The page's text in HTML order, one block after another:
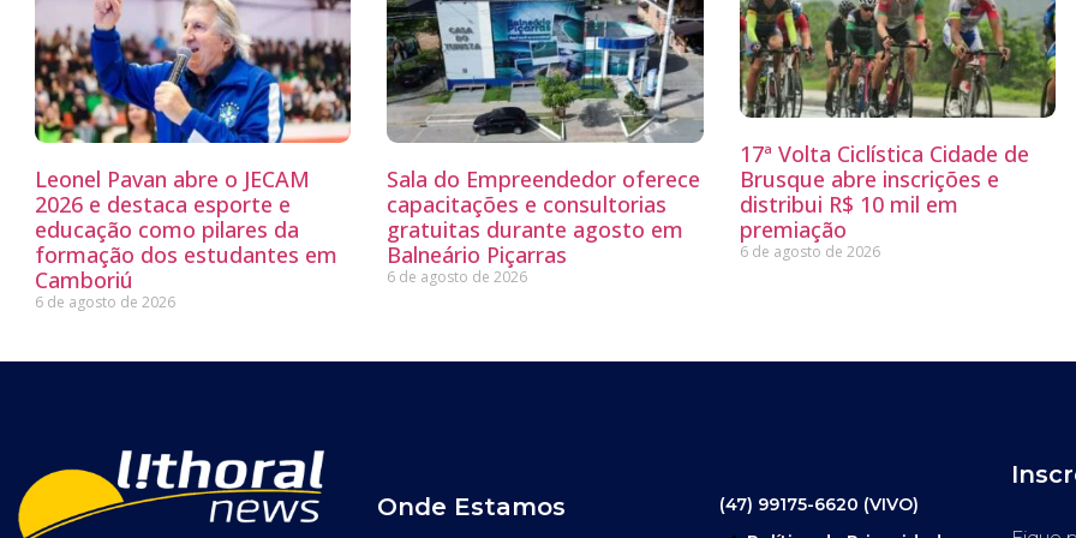
Leonel Pavan abre o JECAM
2026 e destaca esporte e
educação como pilares da
formação dos estudantes em
Camboriú
6 de agosto de 2026
Sala do Empreendedor oferece
capacitações e consultorias
gratuitas durante agosto em
Balneário Piçarras
6 de agosto de 2026
17ª Volta Ciclística Cidade de
Brusque abre inscrições e
distribui R$ 10 mil em
premiação
6 de agosto de 2026
Onde Estamos
(47) 99175-6620 (VIVO)